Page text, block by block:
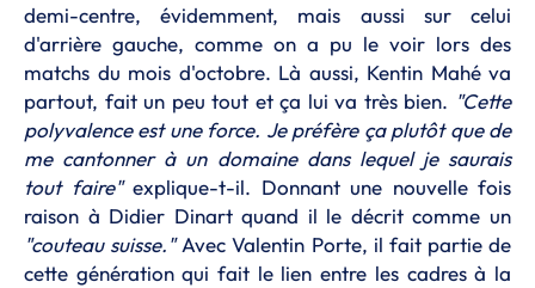
demi-centre, évidemment, mais aussi sur celui
d'arrière gauche, comme on a pu le voir lors des
matchs du mois d'octobre. Là aussi, Kentin Mahé va
partout, fait un peu tout et ça lui va très bien. "Cette
polyvalence est une force. Je préfère ça plutôt que de
me cantonner à un domaine dans lequel je saurais
tout faire"explique-t-il. Donnant une nouvelle fois
raison à Didier Dinart quand il le décrit comme un
"couteau suisse."Avec Valentin Porte, il fait partie de
cette génération qui fait le lien entre les cadres à la